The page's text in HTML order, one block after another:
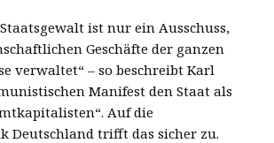
ist nur ein Ausschuss,
Geschäfte der ganzen
verwaltet“ – so beschreibt Karl
Manifest den Staat als
Auf die
Deutschland trifft das sicher zu.